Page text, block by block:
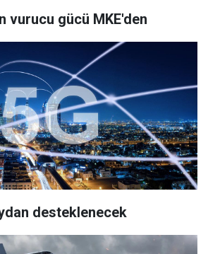
vurucu gücü MKE'den
desteklenecek